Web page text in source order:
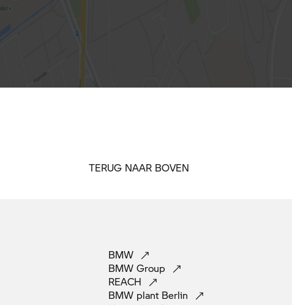
TERUG NAAR BOVEN
BMW
BMW Group
REACH
BMW plant Berlin